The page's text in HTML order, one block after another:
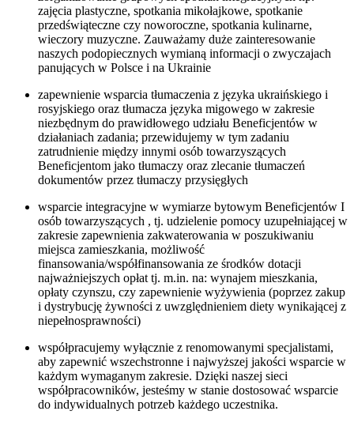
zajęcia plastyczne, spotkania mikołajkowe, spotkanie
przedświąteczne czy noworoczne, spotkania kulinarne,
wieczory muzyczne. Zauważamy duże zainteresowanie
naszych podopiecznych wymianą informacji o zwyczajach
panujących w Polsce i na Ukrainie
zapewnienie wsparcia tłumaczenia z języka ukraińskiego i
rosyjskiego oraz tłumacza języka migowego w zakresie
niezbędnym do prawidłowego udziału Beneficjentów w
działaniach zadania; przewidujemy w tym zadaniu
zatrudnienie między innymi osób towarzyszących
Beneficjentom jako tłumaczy oraz zlecanie tłumaczeń
dokumentów przez tłumaczy przysięgłych
wsparcie integracyjne w wymiarze bytowym Beneficjentów I
osób towarzyszących , tj. udzielenie pomocy uzupełniającej w
zakresie zapewnienia zakwaterowania w poszukiwaniu
miejsca zamieszkania, możliwość
finansowania/współfinansowania ze środków dotacji
najważniejszych opłat tj. m.in. na: wynajem mieszkania,
opłaty czynszu, czy zapewnienie wyżywienia (poprzez zakup
i dystrybucję żywności z uwzględnieniem diety wynikającej z
niepełnosprawności)
współpracujemy wyłącznie z renomowanymi specjalistami,
aby zapewnić wszechstronne i najwyższej jakości wsparcie w
każdym wymaganym zakresie. Dzięki naszej sieci
współpracowników, jesteśmy w stanie dostosować wsparcie
do indywidualnych potrzeb każdego uczestnika.